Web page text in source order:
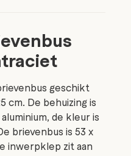
geschikt
cm. De behuizing is
de kleur is
brievenbus is 53 x
inwerpklep zit aan